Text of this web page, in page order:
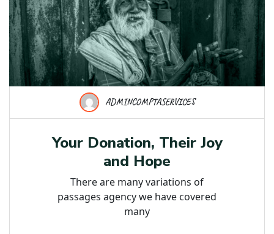
ADMINCOMPTASERVICES
Your Donation, Their Joy
and Hope
There are many variations of
passages agency we have covered
many